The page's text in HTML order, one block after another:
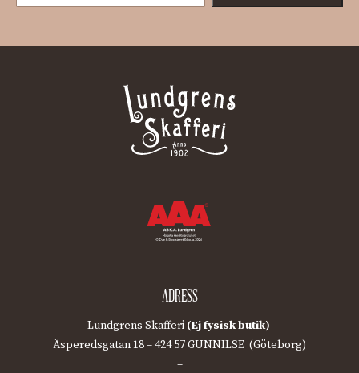
ADRESS
Lundgrens Skafferi (Ej fysisk butik)
Äsperedsgatan 18 – 424 57 GUNNILSE (Göteborg)
–